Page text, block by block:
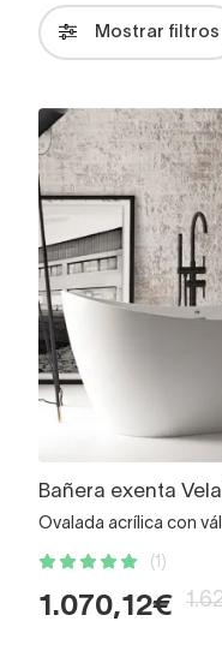
Mostrar filtros
Bañera exenta
Ovalada acrílica con
(1)
1.070,12€